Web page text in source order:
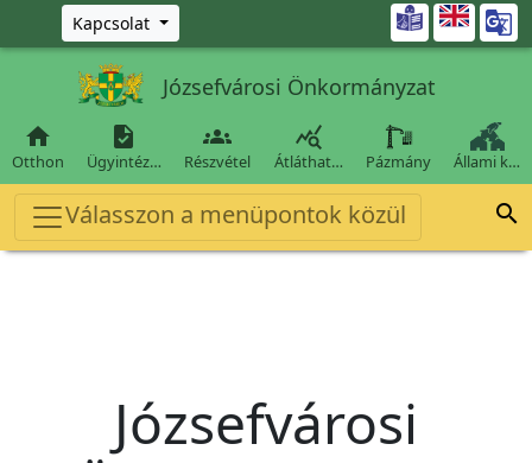
Ugrás a fő tartalomra
Kapcsolat 
Józsefvárosi Önkormányzat

Otthon

Ügyintéz…

Részvétel

Átláthat… Pázmány Állami k…
Válasszon a menüpontok közül 
Józsefvárosi